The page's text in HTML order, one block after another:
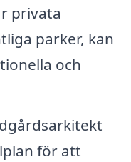
privata
parker, kan
och
för att